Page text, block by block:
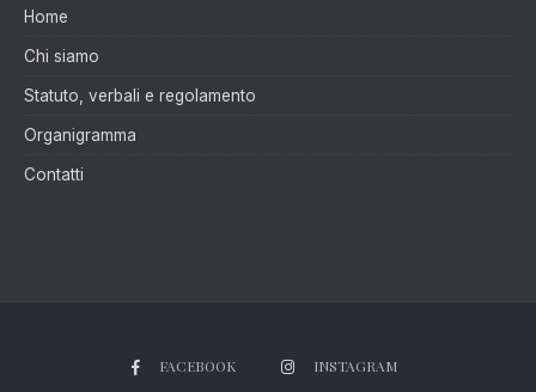
Home
Chi siamo
Statuto, verbali e regolamento
Organigramma
Contatti
FACEBOOK INSTAGRAM